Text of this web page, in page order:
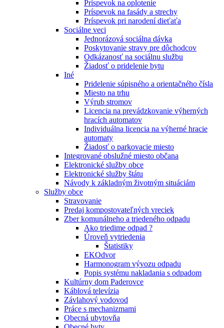
Príspevok na oplotenie
Príspevok na fasády a strechy
Príspevok pri narodení dieťaťa
Sociálne veci
Jednorázová sociálna dávka
Poskytovanie stravy pre dôchodcov
Odkázanosť na sociálnu službu
Žiadosť o pridelenie bytu
Iné
Pridelenie súpisného a orientačného čísla
Miesto na trhu
Výrub stromov
Licencia na prevádzkovanie výherných
hracích automatov
Individuálna licencia na výherné hracie
automaty
Žiadosť o parkovacie miesto
Integrované obslužné miesto občana
Elektronické služby obce
Elektronické služby štátu
Návody k základným životným situáciám
Služby obce
Stravovanie
Predaj kompostovateľných vreciek
Zber komunálneho a triedeného odpadu
Ako triedime odpad ?
Úroveň vytriedenia
Štatistiky
EKOdvor
Harmonogram vývozu odpadu
Popis systému nakladania s odpadom
Kultúrny dom Paderovce
Káblová televízia
Závlahový vodovod
Práce s mechanizmami
Obecná ubytovňa